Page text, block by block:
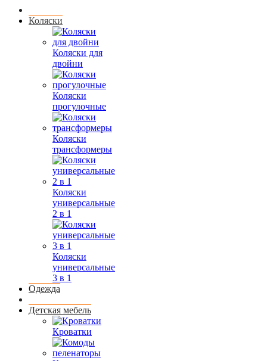
Коляски
Коляски для
двойни
Коляски
прогулочные
Коляски
трансформеры
Коляски
универсальные
2 в 1
Коляски
универсальные
3 в 1
Одежда
Детская мебель
Кроватки